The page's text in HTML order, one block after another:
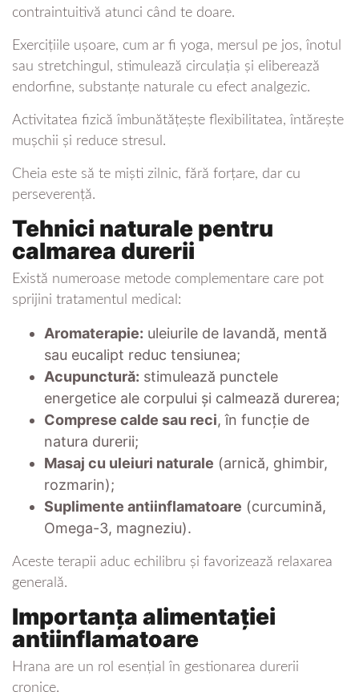
contraintuitivă atunci când te doare.
Exercițiile ușoare, cum ar fi yoga, mersul pe jos, înotul
sau stretchingul, stimulează circulația și eliberează
endorfine, substanțe naturale cu efect analgezic.
Activitatea fizică îmbunătățește flexibilitatea, întărește
mușchii și reduce stresul.
Cheia este să te miști zilnic, fără forțare, dar cu
perseverență.
Tehnici naturale pentru
calmarea durerii
Există numeroase metode complementare care pot
sprijini tratamentul medical:
Aromaterapie: uleiurile de lavandă, mentă
sau eucalipt reduc tensiunea;
Acupunctură: stimulează punctele
energetice ale corpului și calmează durerea;
Comprese calde sau reci, în funcție de
natura durerii;
Masaj cu uleiuri naturale (arnică, ghimbir,
rozmarin);
Suplimente antiinflamatoare (curcumină,
Omega-3, magneziu).
Aceste terapii aduc echilibru și favorizează relaxarea
generală.
Importanța alimentației
antiinflamatoare
Hrana are un rol esențial în gestionarea durerii
cronice.